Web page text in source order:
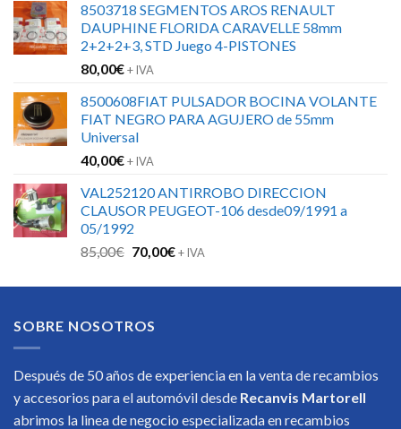
8503718 SEGMENTOS AROS RENAULT
DAUPHINE FLORIDA CARAVELLE 58mm
2+2+2+3, STD Juego 4-PISTONES
80,00€+ IVA
8500608FIAT PULSADOR BOCINA VOLANTE
FIAT NEGRO PARA AGUJERO de 55mm
Universal
40,00€+ IVA
VAL252120 ANTIRROBO DIRECCION
CLAUSOR PEUGEOT-106 desde09/1991 a
05/1992
85,00€ El
original
85,00€.
70,00€El
actual
+ IVA
SOBRE NOSOTROS
Después de 50 años de experiencia en la venta de recambios
y accesorios para el automóvil desde Recanvis Martorell
abrimos la linea de negocio especializada en recambios